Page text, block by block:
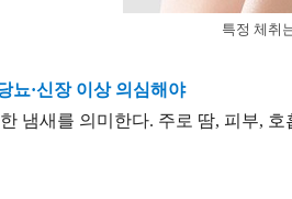
특정 체취
뇨·신장 이상 의심해야
냄새를 의미한다. 주로 땀, 피부,